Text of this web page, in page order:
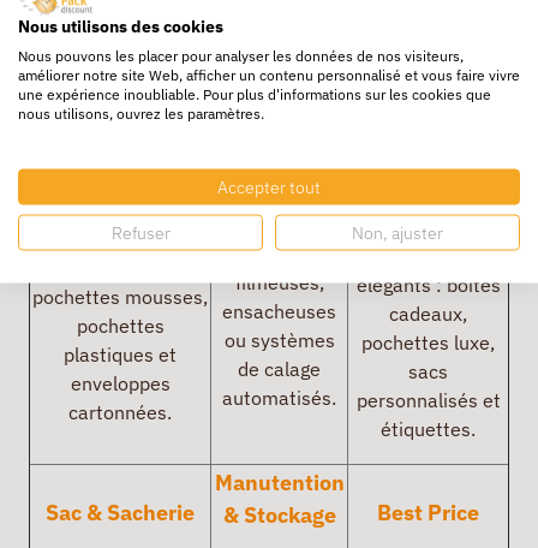
Enveloppe &
Pochette
sécurité avec nos
enveloppes kraft,
pochettes mousses,
pochettes
plastiques et
enveloppes
cartonnées.
Machine
d'emballage
Gagnez en
efficacité avec
nos machines
à cercler,
filmeuses,
ensacheuses
ou systèmes
de calage
automatisés.
Packaging
boutique &
Valorisez l’image
avec nos
packagings
élégants : boîtes
cadeaux,
pochettes luxe,
sacs
personnalisés et
étiquettes.
Sac & Sacherie
Manutention
& Stockage
Best Price
Nous utilisons des cookies
Nous pouvons les placer pour analyser les données de nos visiteurs,
améliorer notre site Web, afficher un contenu personnalisé et vous faire vivre
une expérience inoubliable. Pour plus d'informations sur les cookies que
nous utilisons, ouvrez les paramètres.
Accepter tout
Refuser Non, ajuster